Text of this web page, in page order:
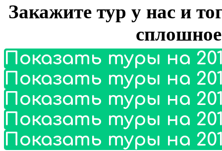
Закажите тур у нас и
Показать туры на
Показать туры на
Показать туры на
Показать туры на
Показать туры на